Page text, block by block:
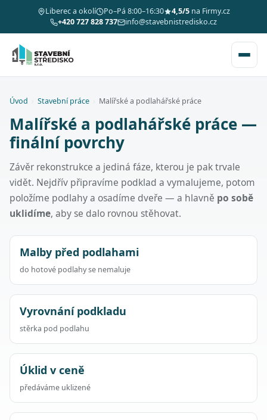
Liberec a okolí Po–Pá 8:00–16:30 4,5/5na Firmy.cz
+420 727 828 737
info@stavebnistredisko.cz
Úvod Stavební práce Malířské a podlahářské práce
Malířské a podlahářské práce —
finální povrchy
Závěr rekonstrukce a jediná fáze, kterou je pak trvale
vidět. Nejdřív připravíme podklad a vymalujeme, potom
položíme podlahy a osadíme dveře — a hlavně po sobě
uklidíme, aby se dalo rovnou stěhovat.
Malby před podlahami
do hotové podlahy se nemaluje
Vyrovnání podkladu
stěrka pod podlahu
Úklid v ceně
předáváme uklizené